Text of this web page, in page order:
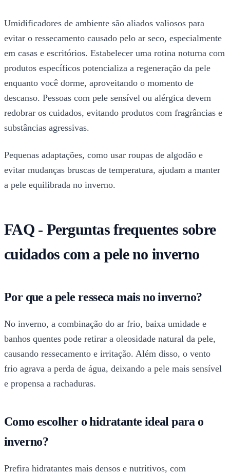
Umidificadores de ambiente são aliados valiosos para
evitar o ressecamento causado pelo ar seco, especialmente
em casas e escritórios. Estabelecer uma rotina noturna com
produtos específicos potencializa a regeneração da pele
enquanto você dorme, aproveitando o momento de
descanso. Pessoas com pele sensível ou alérgica devem
redobrar os cuidados, evitando produtos com fragrâncias e
substâncias agressivas.
Pequenas adaptações, como usar roupas de algodão e
evitar mudanças bruscas de temperatura, ajudam a manter
a pele equilibrada no inverno.
FAQ - Perguntas frequentes sobre
cuidados com a pele no inverno
Por que a pele resseca mais no inverno?
No inverno, a combinação do ar frio, baixa umidade e
banhos quentes pode retirar a oleosidade natural da pele,
causando ressecamento e irritação. Além disso, o vento
frio agrava a perda de água, deixando a pele mais sensível
e propensa a rachaduras.
Como escolher o hidratante ideal para o
inverno?
Prefira hidratantes mais densos e nutritivos, com